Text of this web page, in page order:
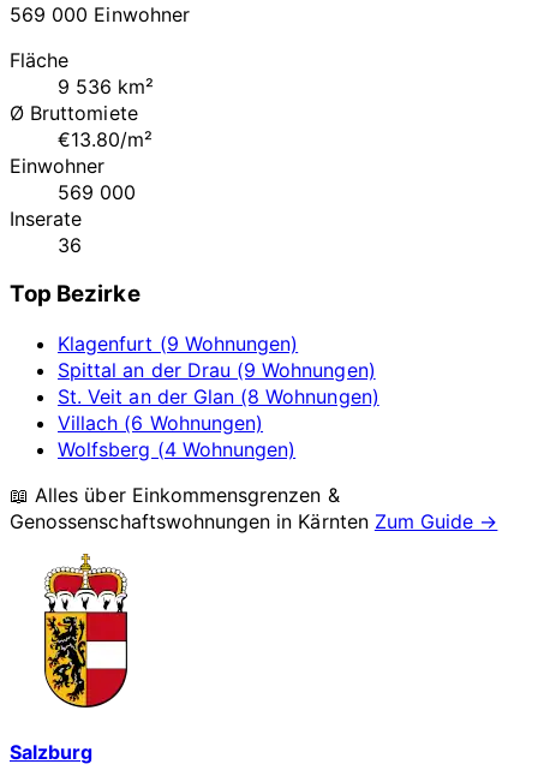
569 000 Einwohner
Fläche
9 536 km²
Ø Bruttomiete
€13.80/m²
Einwohner
569 000
Inserate
36
Top Bezirke
Klagenfurt (9 Wohnungen)
Spittal an der Drau (9 Wohnungen)
St. Veit an der Glan (8 Wohnungen)
Villach (6 Wohnungen)
Wolfsberg (4 Wohnungen)
📖 Alles über Einkommensgrenzen &
Genossenschaftswohnungen in Kärnten Zum Guide →
Salzburg